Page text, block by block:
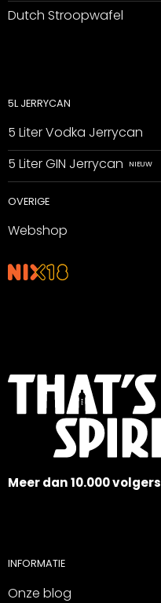
Dutch Stroopwafel
5L JERRYCAN
5 Liter Vodka Jerrycan
5 Liter GIN Jerrycan
OVERIGE
Webshop
Meer dan 10.000 volgers
INFORMATIE
Onze blog